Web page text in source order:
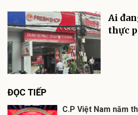
Ai
thực
ĐỌC TIẾP
C.P Việt Nam năm